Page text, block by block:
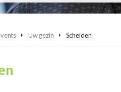
Uw gezin Scheiden